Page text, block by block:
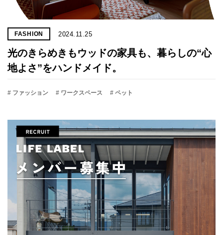
FASHION 2024.11.25
光のきらめきもウッドの家具も、暮らしの“心
地よさ”をハンドメイド。
# ファッション # ワークスペース # ペット